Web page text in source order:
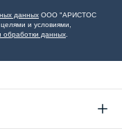
данных ООО "АРИСТОС
и условиями,
обработки данных.